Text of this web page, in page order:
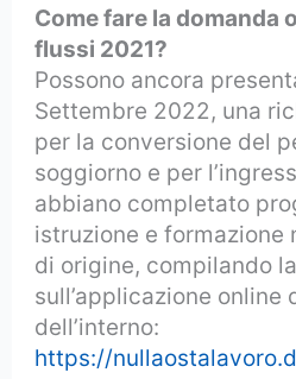
Come fare la domanda
flussi 2021?
Possono ancora
Settembre 2022, una
per la conversione del
soggiorno e per
abbiano completato
istruzione e formazione
di origine, compilando
sull’applicazione online
dell’interno:
https://